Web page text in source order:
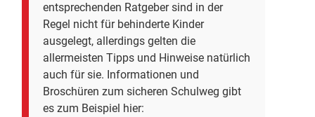
entsprechenden Ratgeber sind in der
Regel nicht für behinderte Kinder
ausgelegt, allerdings gelten die
allermeisten Tipps und Hinweise natürlich
auch für sie. Informationen und
Broschüren zum sicheren Schulweg gibt
es zum Beispiel hier: